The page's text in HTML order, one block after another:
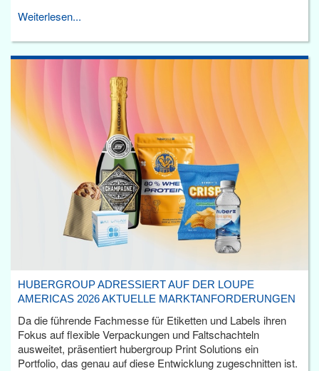
Weiterlesen...
HUBERGROUP ADRESSIERT AUF DER LOUPE
AMERICAS 2026 AKTUELLE MARKTANFORDERUNGEN
Da die führende Fachmesse für Etiketten und Labels ihren
Fokus auf flexible Verpackungen und Faltschachteln
ausweitet, präsentiert hubergroup Print Solutions ein
Portfolio, das genau auf diese Entwicklung zugeschnitten ist.